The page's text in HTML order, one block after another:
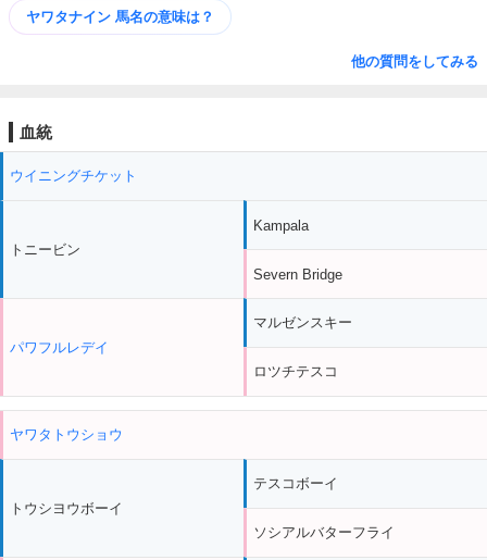
ヤワタナイン 馬名の意味は？
他の質問をしてみる
血統
ウイニングチケット
トニービン
パワフルレデイ
Kampala
Severn Bridge
マルゼンスキー
ロツチテスコ
ヤワタトウショウ
トウシヨウボーイ
テスコボーイ
ソシアルバターフライ